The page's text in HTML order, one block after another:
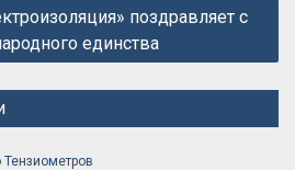
поздравляет с
единства